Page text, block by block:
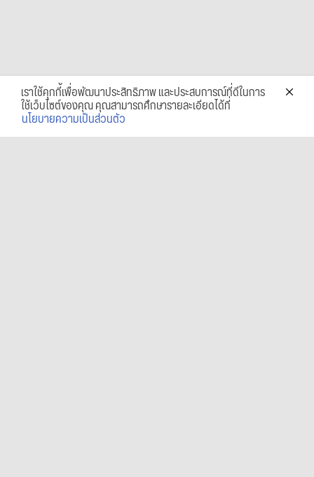
เราใช้คุกกี้เพื่อพัฒนาประสิทธิภาพ และประสบการณ์ที่ดีในการ
ใช้เว็บไซต์ของคุณ คุณสามารถศึกษารายละเอียดได้ที่
นโยบายความเป็นส่วนตัว